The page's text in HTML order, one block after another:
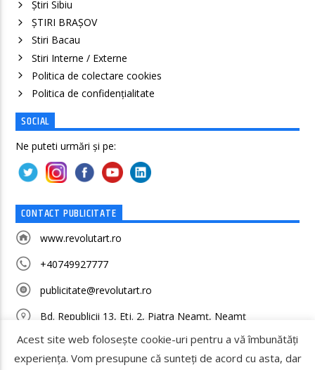
Știri Sibiu
ȘTIRI BRAȘOV
Stiri Bacau
Stiri Interne / Externe
Politica de colectare cookies
Politica de confidenţialitate
SOCIAL
Ne puteti urmări și pe:
CONTACT PUBLICITATE
www.revolutart.ro
+40749927777
publicitate@revolutart.ro
Bd. Republicii 13, Etj. 2, Piatra Neamț, Neamț
Acest site web folosește cookie-uri pentru a vă îmbunătăți
experiența. Vom presupune că sunteți de acord cu asta, dar